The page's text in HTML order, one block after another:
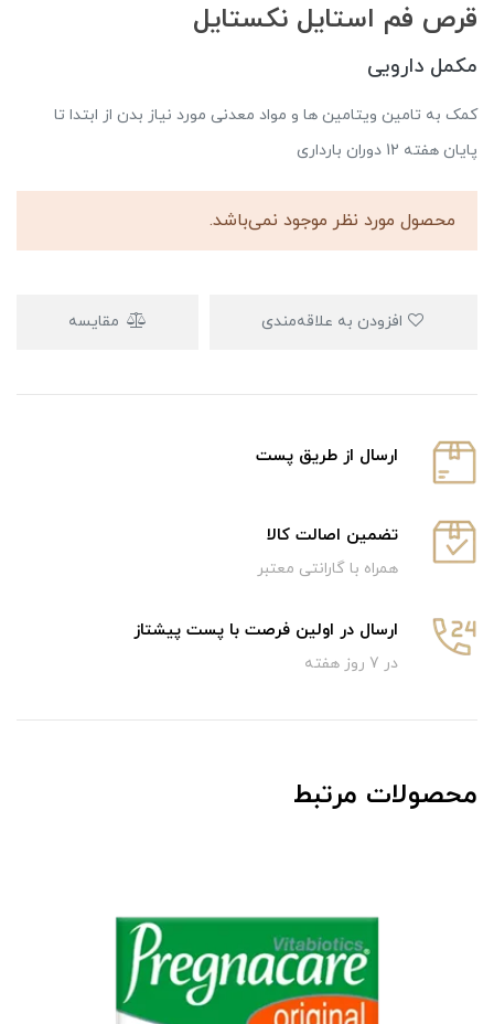
قرص فم استایل نکستایل
مکمل دارویی
کمک به تامین ویتامین ها و مواد معدنی مورد نیاز بدن از ابتدا تا
پایان هفته 12 دوران بارداری
محصول مورد نظر موجود نمی‌باشد.
مقایسه
ارسال از طریق پست
تضمین اصالت کالا
همراه با گارانتی معتبر
ارسال در اولین فرصت با پست پیشتاز
در 7 روز هفته
محصولات مرتبط